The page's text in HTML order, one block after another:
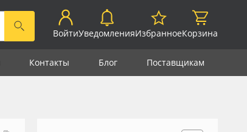
ВойтиУведомленияИзбранноеКорзина
Контакты Блог Поставщикам